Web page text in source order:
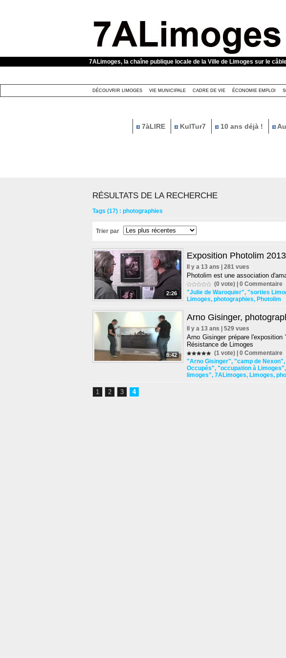
7ALimoges, la chaîne publique locale de la Ville de Limoges sur le
DÉCOUVRIR LIMOGES VIE MUNICIPALE CADRE DE VIE ÉCONOMIE EMPLOI
7àLIRE KulTur7 10 ans déjà !
RÉSULTATS DE LA RECHERCHE
Tags (17) : photographies
Trier par
2:26
Exposition Photolim 2013
Il y a 13 ans | 281 vues
Photolim est une association
(0 vote) | 0 Commentaire
"Julie de Waroquier", "sorties
Limoges, photographies, Photolim
8:42
Arno Gisinger,
Il y a 13 ans | 529 vues
Arno Gisinger prépare
Résistance de Limoges
(1 vote) | 0 Commentaire
"Arno Gisinger", "camp de Nexon",
Occupés", "occupation à Limoges",
limoges", 7ALimoges, Limoges,
1 2 3 4